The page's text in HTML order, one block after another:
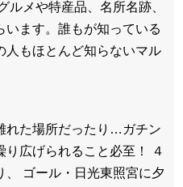
ルメや特産品、名所名跡、
ます。誰もが知っている
人もほとんど知らないマル
れた場所だったり…ガチン
広げられること必至！ ４
ゴール・日光東照宮に夕